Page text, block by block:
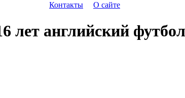
Контакты О сайте
лет английский